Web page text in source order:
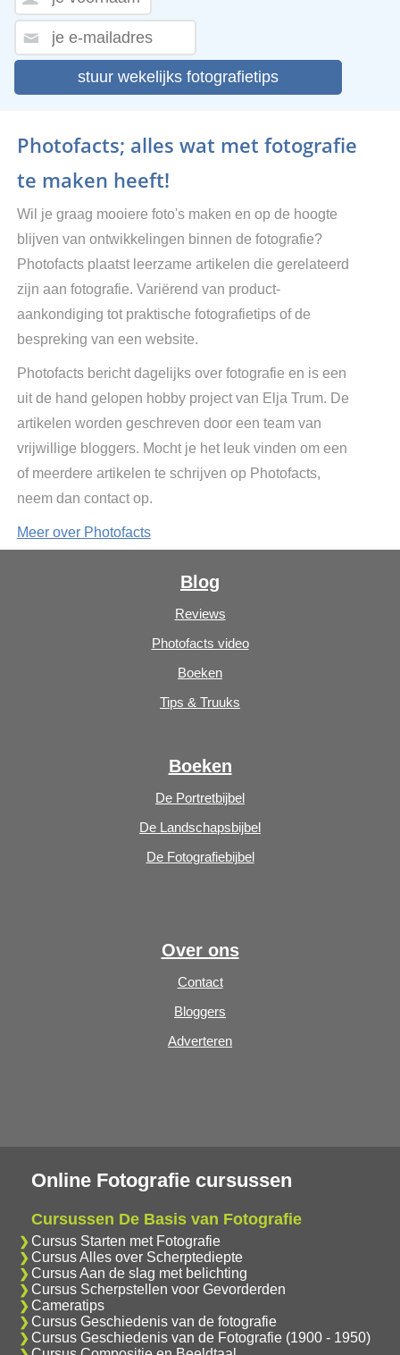
stuur wekelijks fotografietips
Photofacts; alles wat met fotografie
te maken heeft!
Wil je graag mooiere foto's maken en op de hoogte
blijven van ontwikkelingen binnen de fotografie?
Photofacts plaatst leerzame artikelen die gerelateerd
zijn aan fotografie. Variërend van product-
aankondiging tot praktische fotografietips of de
bespreking van een website.
Photofacts bericht dagelijks over fotografie en is een
uit de hand gelopen hobby project van Elja Trum. De
artikelen worden geschreven door een team van
vrijwillige bloggers. Mocht je het leuk vinden om een
of meerdere artikelen te schrijven op Photofacts,
neem dan contact op.
Meer over Photofacts
Blog
Reviews
Photofacts video
Boeken
Tips & Truuks
Boeken
De Portretbijbel
De Landschapsbijbel
De Fotografiebijbel
Over ons
Contact
Bloggers
Adverteren
Online Fotografie cursussen
Cursussen De Basis van Fotografie
Cursus Starten met Fotografie
Cursus Alles over Scherptediepte
Cursus Aan de slag met belichting
Cursus Scherpstellen voor Gevorderden
Cameratips
Cursus Geschiedenis van de fotografie
Cursus Geschiedenis van de Fotografie (1900 - 1950)